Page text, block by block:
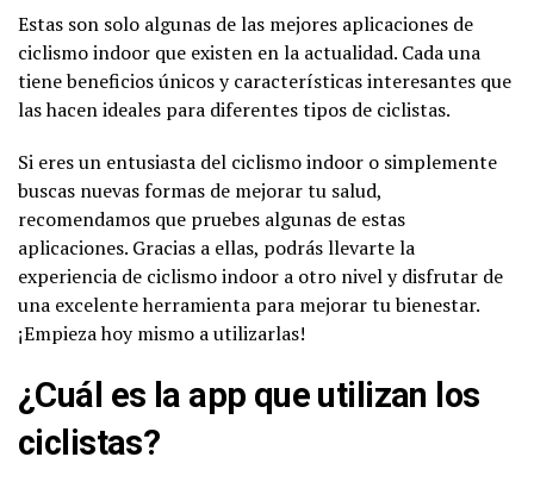
Estas son solo algunas de las mejores aplicaciones de
ciclismo indoor que existen en la actualidad. Cada una
tiene beneficios únicos y características interesantes que
las hacen ideales para diferentes tipos de ciclistas.
Si eres un entusiasta del ciclismo indoor o simplemente
buscas nuevas formas de mejorar tu salud,
recomendamos que pruebes algunas de estas
aplicaciones. Gracias a ellas, podrás llevarte la
experiencia de ciclismo indoor a otro nivel y disfrutar de
una excelente herramienta para mejorar tu bienestar.
¡Empieza hoy mismo a utilizarlas!
¿Cuál es la app que utilizan los
ciclistas?